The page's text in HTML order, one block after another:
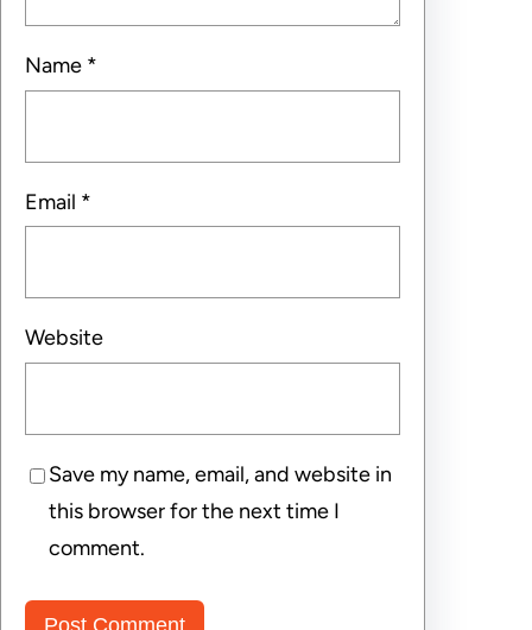
Name *
Email *
Website
Save my name, email, and website in
this browser for the next time I
comment.